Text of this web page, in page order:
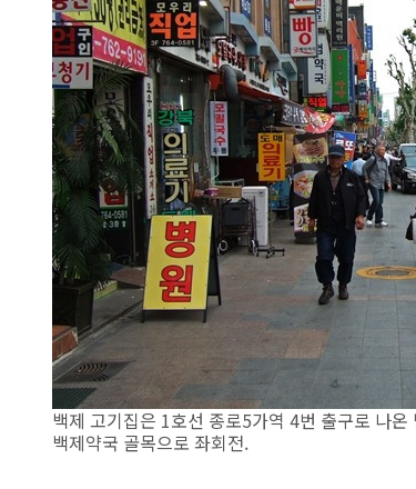
백제 고기집은 1호선 종로5가역 4번 출구로 나
백제약국 골목으로 좌회전.